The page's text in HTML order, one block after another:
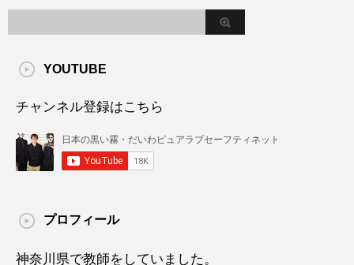
YOUTUBE
チャンネル登録はこちら
プロフィール
神奈川県で教師をしていました。